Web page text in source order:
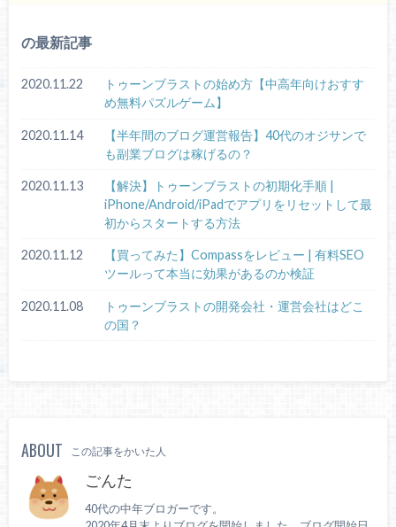
の最新記事
2020.11.22
トゥーンブラストの始め方【中高年向けおすす
め無料パズルゲーム】
2020.11.14
【半年間のブログ運営報告】40代のオジサンで
も副業ブログは稼げるの？
2020.11.13
【解決】トゥーンブラストの初期化手順 |
iPhone/Android/iPadでアプリをリセットして最
初からスタートする方法
2020.11.12
【買ってみた】Compassをレビュー | 有料SEO
ツールって本当に効果があるのか検証
2020.11.08
トゥーンブラストの開発会社・運営会社はどこ
の国？
ABOUT この記事をかいた人
ごんた
40代の中年ブロガーです。